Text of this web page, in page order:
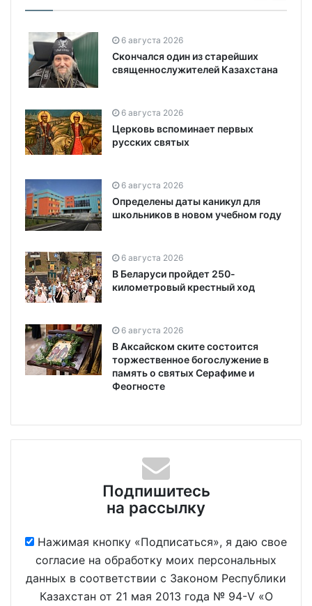
6 августа 2026
Скончался один из старейших
священнослужителей Казахстана
6 августа 2026
Церковь вспоминает первых
русских святых
6 августа 2026
Определены даты каникул для
школьников в новом учебном году
6 августа 2026
В Беларуси пройдет 250-
километровый крестный ход
6 августа 2026
В Аксайском ските состоится
торжественное богослужение в
память о святых Серафиме и
Феогносте
Подпишитесь
на рассылку
Нажимая кнопку «Подписаться», я даю свое
согласие на обработку моих персональных
данных в соответствии с Законом Республики
Казахстан от 21 мая 2013 года № 94-V «О